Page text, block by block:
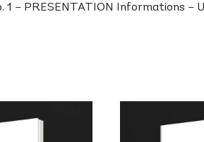
1 – PRESENTATION Informations –